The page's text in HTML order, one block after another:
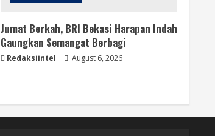
Jumat Berkah, BRI Bekasi Harapan Indah
Gaungkan Semangat Berbagi
Redaksiintel August 6, 2026